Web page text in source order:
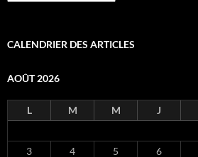
CALENDRIER DES ARTICLES
AOÛT 2026
L M M J
3
4 5 6